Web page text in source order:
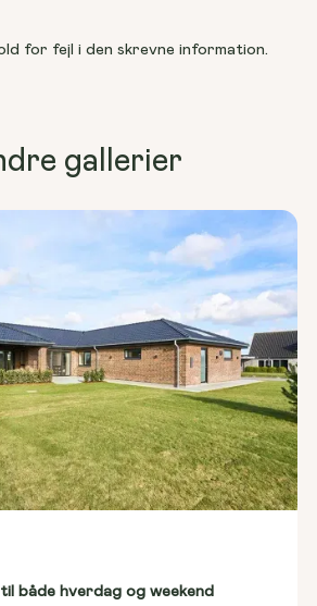
for fejl i den skrevne information.
gallerier
både hverdag og weekend